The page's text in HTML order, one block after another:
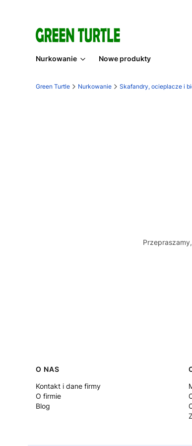
Nurkowanie Nowe produkty
Green Turtle Nurkowanie Skafandry, ocieplacze i
Linki w stopce
O NAS
Kontakt i dane firmy
O firmie
Blog